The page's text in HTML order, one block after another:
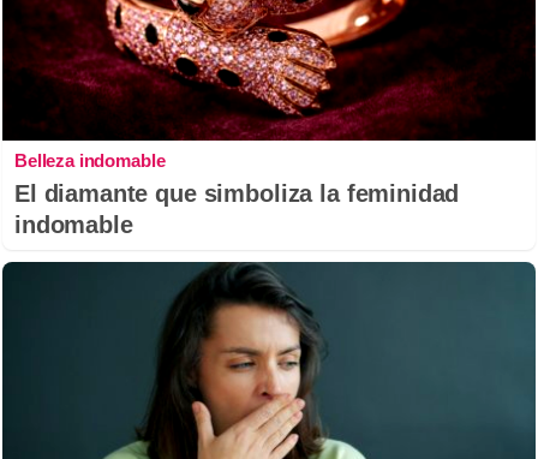
Belleza indomable
El diamante que simboliza la feminidad
indomable